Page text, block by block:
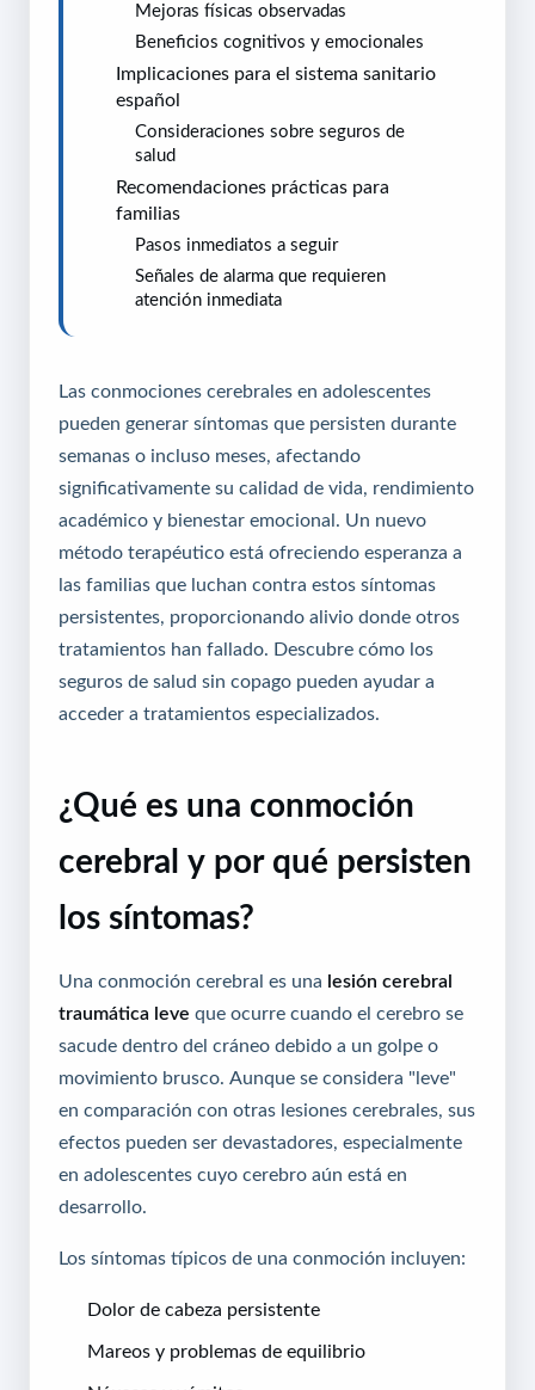
Mejoras físicas observadas
Beneficios cognitivos y emocionales
Implicaciones para el sistema sanitario
español
Consideraciones sobre seguros de
salud
Recomendaciones prácticas para
familias
Pasos inmediatos a seguir
Señales de alarma que requieren
atención inmediata
Las conmociones cerebrales en adolescentes
pueden generar síntomas que persisten durante
semanas o incluso meses, afectando
significativamente su calidad de vida, rendimiento
académico y bienestar emocional. Un nuevo
método terapéutico está ofreciendo esperanza a
las familias que luchan contra estos síntomas
persistentes, proporcionando alivio donde otros
tratamientos han fallado. Descubre cómo los
seguros de salud sin copago pueden ayudar a
acceder a tratamientos especializados.
¿Qué es una conmoción
cerebral y por qué persisten
los síntomas?
Una conmoción cerebral es una lesión cerebral
traumática leve que ocurre cuando el cerebro se
sacude dentro del cráneo debido a un golpe o
movimiento brusco. Aunque se considera "leve"
en comparación con otras lesiones cerebrales, sus
efectos pueden ser devastadores, especialmente
en adolescentes cuyo cerebro aún está en
desarrollo.
Los síntomas típicos de una conmoción incluyen:
Dolor de cabeza persistente
Mareos y problemas de equilibrio